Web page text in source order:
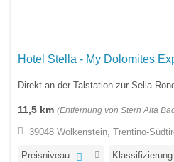
Hotel Stella - My Dolomites
Direkt an der Talstation zur Sella
11,5 km (Entfernung von Stern Alta
39048 Wolkenstein, Trentino-
Preisniveau: Klassifizierung: